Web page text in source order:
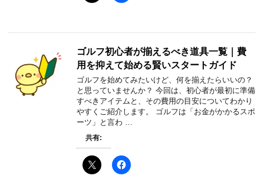
ゴルフ初心者が揃えるべき道具一覧｜費
用を抑えて始める賢いスタートガイド
ゴルフを始めてみたいけど、何を揃えたらいいの？
と思っていませんか？ 今回は、初心者が最初に準備
すべきアイテムと、その費用の目安についてわかり
やすくご紹介します。 ゴルフは「お金がかかるスポ
ーツ」と言わ …
共有: